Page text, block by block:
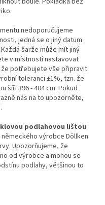
nedoporučujeme
jedná se o jiný datum
šarže může mít jiný
v místnosti nastavovat
potřebujete vše připravit
toleranci ±1%, tzn. že
šíři 396 - 404 cm. Pokud
nás na to upozorněte,
podlahovou lištou.
výrobce Döllken
Upozorňujeme, že
od výrobce a mohou se
podlahy, většinou to